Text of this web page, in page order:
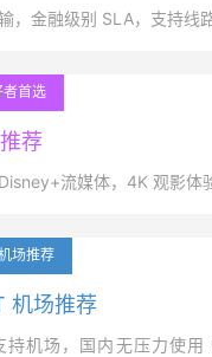
，金融级别 SLA，支持线
者首选
荐
流媒体，4K 观影体
场推荐
机场推荐
持机场，国内无压力使用